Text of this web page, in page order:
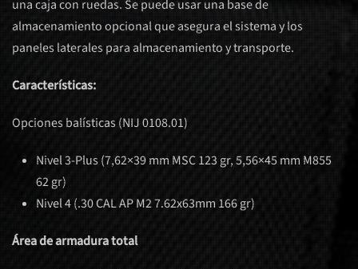
una caja con ruedas. Se puede usar una base de
almacenamiento opcional que asegura el sistema y los
paneles laterales para almacenamiento y transporte.
Características:
Opciones balísticas (NIJ 0108.01)
Nivel 3-Plus (7,62×39 mm MSC 123 gr, 5,56×45 mm M855
62 gr)
Nivel 4 (.30 CAL AP M2 7.62x63mm 166 gr)
Área de armadura total